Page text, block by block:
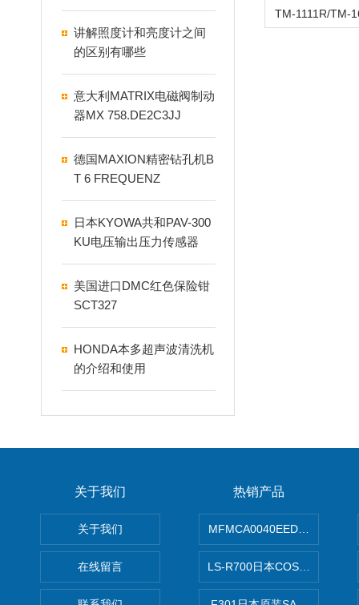
KN
讲解照度计和亮度计之间
的区别有哪些
意大利MATRIX电磁阀制动
器MX 758.DE2C3JJ
德国MAXION精密钻孔机B
T 6 FREQUENZ
日本KYOWA共和PAV-300
KU电压输出压力传感器
美国进口DMC红色保险钳
SCT327
HONDA本多超声波清洗机
的介绍和使用
关于我们
关于我们
在线留言
热销产品
MFMCA0040EED-H日本
LS-R700日本COSMO科斯莫